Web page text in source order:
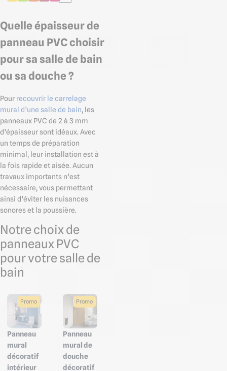
Quelle épaisseur de
panneau PVC choisir
pour sa salle de bain
ou sa douche ?
Pour recouvrir le carrelage
mural d’une salle de bain, les
panneaux PVC de 2 à 3 mm
d’épaisseur sont idéaux. Avec
un temps de préparation
minimal, leur installation est à
la fois rapide et aisée. Aucun
travaux importants n’est
nécessaire, vous permettant
ainsi d’éviter les nuisances
sonores et la poussière.
Notre choix de
panneaux PVC
pour votre salle de
bain
Promo
Panneau
mural
décoratif
intérieur
Promo
Panneau
mural de
douche
décoratif